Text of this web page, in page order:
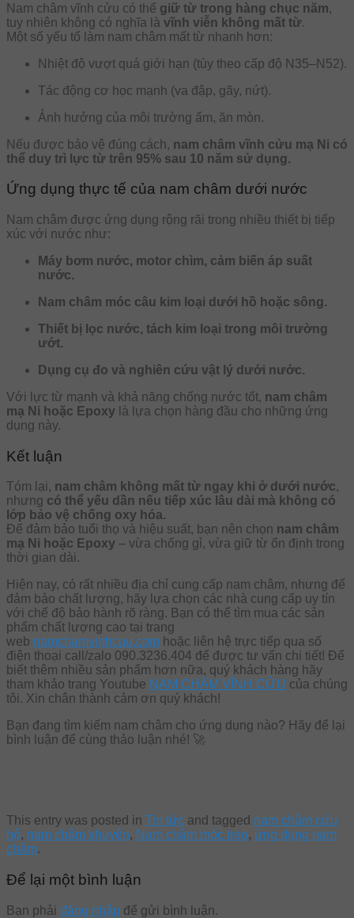
Nam châm vĩnh cửu có thể giữ từ trong hàng chục năm,
tuy nhiên không có nghĩa là vĩnh viễn không mất từ.
Một số yếu tố làm nam châm mất từ nhanh hơn:
Nhiệt độ vượt quá giới hạn (tùy theo cấp độ N35–N52).
Tác động cơ học mạnh (va đập, gãy, nứt).
Ảnh hưởng của môi trường ẩm, ăn mòn.
Nếu được bảo vệ đúng cách, nam châm vĩnh cửu mạ Ni có
thể duy trì lực từ trên 95% sau 10 năm sử dụng.
Ứng dụng thực tế của nam châm dưới nước
Nam châm được ứng dụng rộng rãi trong nhiều thiết bị tiếp
xúc với nước như:
Máy bơm nước, motor chìm, cảm biến áp suất
nước.
Nam châm móc câu kim loại dưới hồ hoặc sông.
Thiết bị lọc nước, tách kim loại trong môi trường
ướt.
Dụng cụ đo và nghiên cứu vật lý dưới nước.
Với lực từ mạnh và khả năng chống nước tốt, nam châm
mạ Ni hoặc Epoxy là lựa chọn hàng đầu cho những ứng
dụng này.
Kết luận
Tóm lại, nam châm không mất từ ngay khi ở dưới nước,
nhưng có thể yếu dần nếu tiếp xúc lâu dài mà không có
lớp bảo vệ chống oxy hóa.
Để đảm bảo tuổi thọ và hiệu suất, bạn nên chọn nam châm
mạ Ni hoặc Epoxy – vừa chống gỉ, vừa giữ từ ổn định trong
thời gian dài.
Hiện nay, có rất nhiều địa chỉ cung cấp nam châm, nhưng để
đảm bảo chất lượng, hãy lựa chọn các nhà cung cấp uy tín
với chế độ bảo hành rõ ràng. Bạn có thể tìm mua các sản
phẩm chất lượng cao tại trang
web namchamvinhcuu.com hoặc liên hệ trực tiếp qua số
điện thoại call/zalo 090.3236.404 để được tư vấn chi tiết! Để
biết thêm nhiều sản phẩm hơn nữa, quý khách hàng hãy
tham khảo trang Youtube NAM CHÂM VĨNH CỬU của chúng
tôi. Xin chân thành cảm ơn quý khách!
Bạn đang tìm kiếm nam châm cho ứng dụng nào? Hãy để lại
bình luận để cùng thảo luận nhé! 🚀
This entry was posted in Tin tức and tagged nam châm cứu
hộ, nam châm khuyên, Nam châm móc treo, ứng dụng nam
châm.
Để lại một bình luận
Bạn phải đăng nhập để gửi bình luận.